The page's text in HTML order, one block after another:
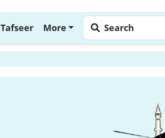
Tafseer More Search